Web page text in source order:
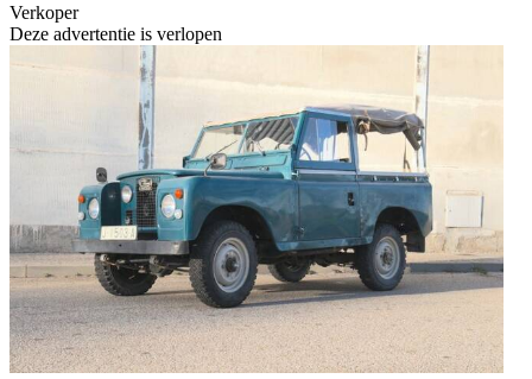
Verkoper
Deze advertentie is verlopen